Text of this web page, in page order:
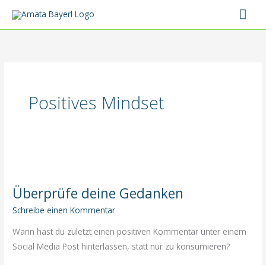
Inhalt
Positives Mindset
Überprüfe deine Gedanken
Schreibe einen Kommentar
Wann hast du zuletzt einen positiven Kommentar unter einem
Social Media Post hinterlassen, statt nur zu konsumieren?